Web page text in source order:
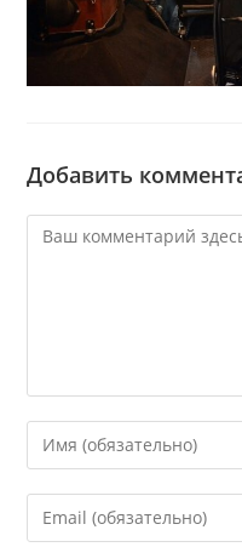
Добавить
Комментарий
Введите
свое
имя
или
Введите
свой